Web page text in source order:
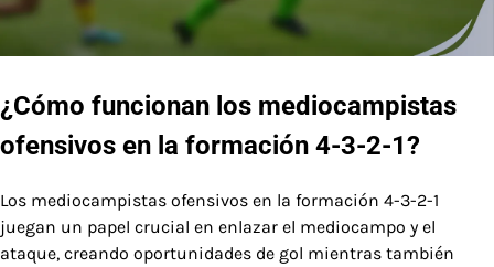
¿Cómo funcionan los mediocampistas
ofensivos en la formación 4-3-2-1?
Los mediocampistas ofensivos en la formación 4-3-2-1
juegan un papel crucial en enlazar el mediocampo y el
ataque, creando oportunidades de gol mientras también